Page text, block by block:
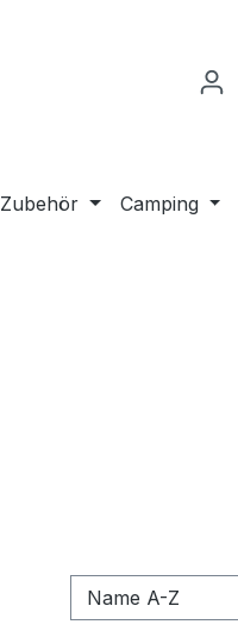
Zubehör Camping